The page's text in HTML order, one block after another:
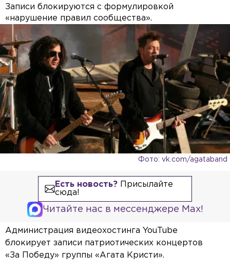
Записи блокируются с формулировкой
«нарушение правил сообщества».
Фото: vk.com/agataband
Есть новость?Присылайте
сюда!
Читайте нас в мессенджере Max!
Администрация видеохостинга YouTube
блокирует записи патриотических концертов
«За Победу» группы «Агата Кристи».